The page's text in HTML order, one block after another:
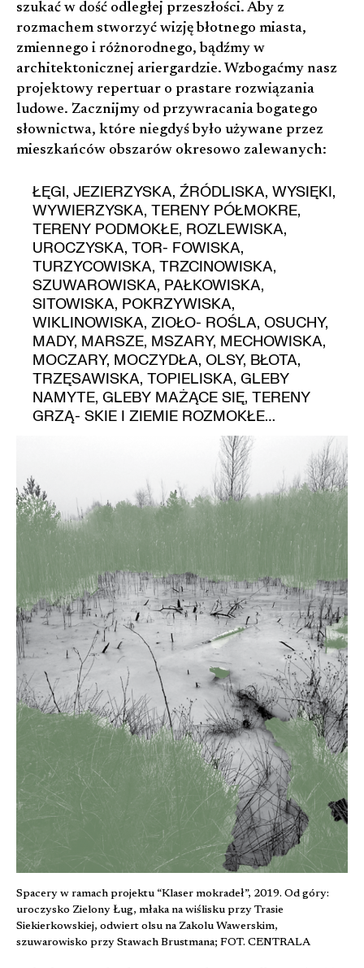
szukać w dość odległej przeszłości. Aby z
rozmachem stworzyć wizję błotnego miasta,
zmiennego i różnorodnego, bądźmy w
architektonicznej ariergardzie. Wzbogaćmy nasz
projektowy repertuar o prastare rozwiązania
ludowe. Zacznijmy od przywracania bogatego
słownictwa, które niegdyś było używane przez
mieszkańców obszarów okresowo zalewanych:
ŁĘGI, JEZIERZYSKA, ŹRÓDLISKA, WYSIĘKI,
WYWIERZYSKA, TERENY PÓŁMOKRE,
TERENY PODMOKŁE, ROZLEWISKA,
UROCZYSKA, TOR- FOWISKA,
TURZYCOWISKA, TRZCINOWISKA,
SZUWAROWISKA, PAŁKOWISKA,
SITOWISKA, POKRZYWISKA,
WIKLINOWISKA, ZIOŁO- ROŚLA, OSUCHY,
MADY, MARSZE, MSZARY, MECHOWISKA,
MOCZARY, MOCZYDŁA, OLSY, BŁOTA,
TRZĘSAWISKA, TOPIELISKA, GLEBY
NAMYTE, GLEBY MAŻĄCE SIĘ, TERENY
GRZĄ- SKIE I ZIEMIE ROZMOKŁE…
Spacery w ramach projektu “Klaser mokradeł”, 2019. Od góry:
uroczysko Zielony Ług, młaka na wiślisku przy Trasie
Siekierkowskiej, odwiert olsu na Zakolu Wawerskim,
szuwarowisko przy Stawach Brustmana; FOT. CENTRALA